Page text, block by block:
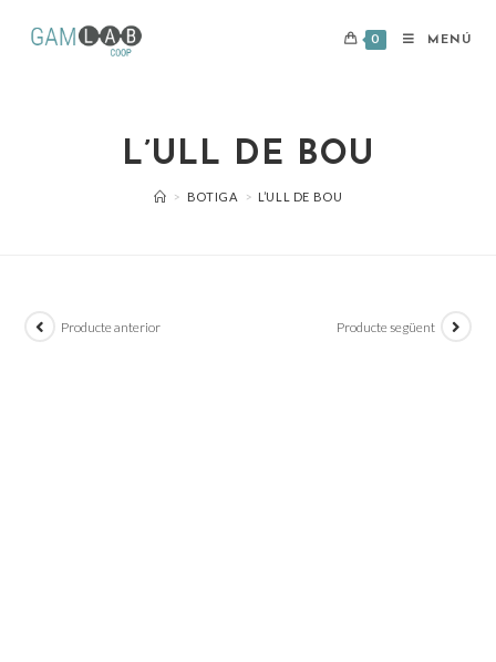
0 MENÚ
L’ULL DE BOU
> BOTIGA > L’ULL DE BOU
Producte anterior Producte següent